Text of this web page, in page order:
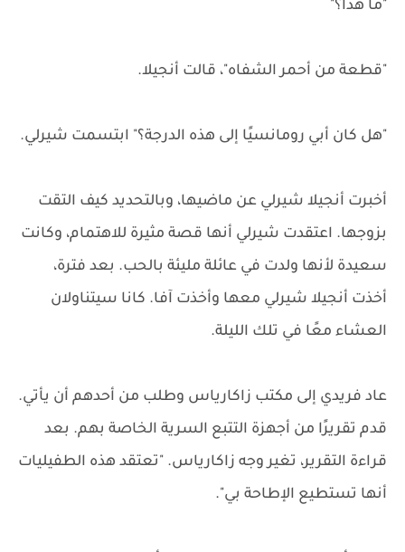
"ما هذا؟"
"قطعة من أحمر الشفاه"، قالت أنجيلا.
"هل كان أبي رومانسيًا إلى هذه الدرجة؟" ابتسمت شيرلي.
أخبرت أنجيلا شيرلي عن ماضيها، وبالتحديد كيف التقت
بزوجها. اعتقدت شيرلي أنها قصة مثيرة للاهتمام، وكانت
سعيدة لأنها ولدت في عائلة مليئة بالحب. بعد فترة،
أخذت أنجيلا شيرلي معها وأخذت آفا. كانا سيتناولان
العشاء معًا في تلك الليلة.
عاد فريدي إلى مكتب زاكارياس وطلب من أحدهم أن يأتي.
قدم تقريرًا من أجهزة التتبع السرية الخاصة بهم. بعد
قراءة التقرير، تغير وجه زاكارياس. "تعتقد هذه الطفيليات
أنها تستطيع الإطاحة بي".